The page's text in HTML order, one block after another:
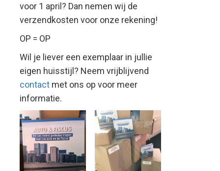
voor 1 april? Dan nemen wij de
verzendkosten voor onze rekening!
OP = OP
Wil je liever een exemplaar in jullie
eigen huisstijl? Neem vrijblijvend
contact met ons op voor meer
informatie.